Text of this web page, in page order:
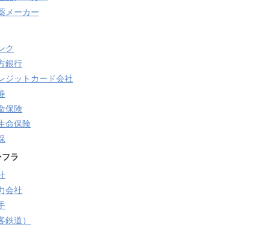
メーカー
ク
銀行
ジットカード会社
保険
命保険
ラ
会社
鉄道）